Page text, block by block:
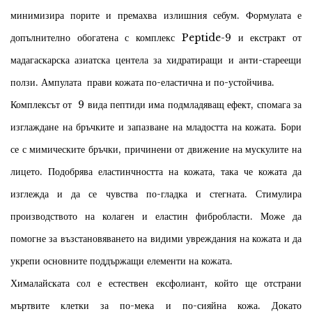
минимизира порите и премахва излишния себум. Формулата е
допълнително обогатена с комплекс Peptide-9 и екстракт от
мадагаскарска азиатска центела за хидратиращи и анти-стареещи
ползи. Ампулата прави кожата по-еластична и по-устойчива.
Комплексът от 9 вида пептиди има подмладяващ ефект, спомага за
изглаждане на бръчките и запазване на младостта на кожата. Бори
се с мимическите бръчки, причинени от движение на мускулите на
лицето. Подобрява еластинчността на кожата, така че кожата да
изглежда и да се чувства по-гладка и стегната. Стимулира
производството на колаген и еластин фибробласти. Може да
помогне за възстановяването на видими увреждания на кожата и да
укрепи основните поддържащи елементи на кожата.
Хималайската сол е естествен ексфолиант, който ще отстрани
мъртвите клетки за по-мека и по-сияйна кожа. Докато